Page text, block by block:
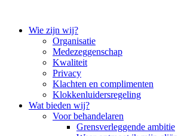
Wie zijn wij?
Organisatie
Medezeggenschap
Kwaliteit
Privacy
Klachten en complimenten
Klokkenluidersregeling
Wat bieden wij?
Voor behandelaren
Grensverleggende ambitie